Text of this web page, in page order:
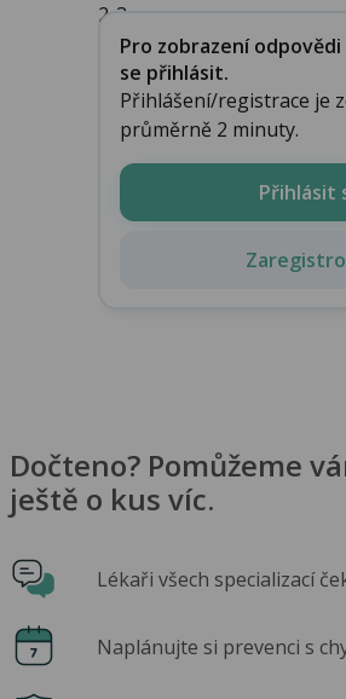
2-3x...
Pro zobrazení
se přihlásit.
Přihlášení/registrace je
průměrně 2 minuty.
Přihlásit
Dočteno? Pomůžeme
ještě o kus víc.
Lékaři všech specializací
Naplánujte si prevenci s